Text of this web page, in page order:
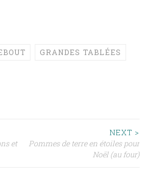
GRANDES TABLÉES
et
NEXT >
Pommes de terre en étoiles pour
Noël (au four)